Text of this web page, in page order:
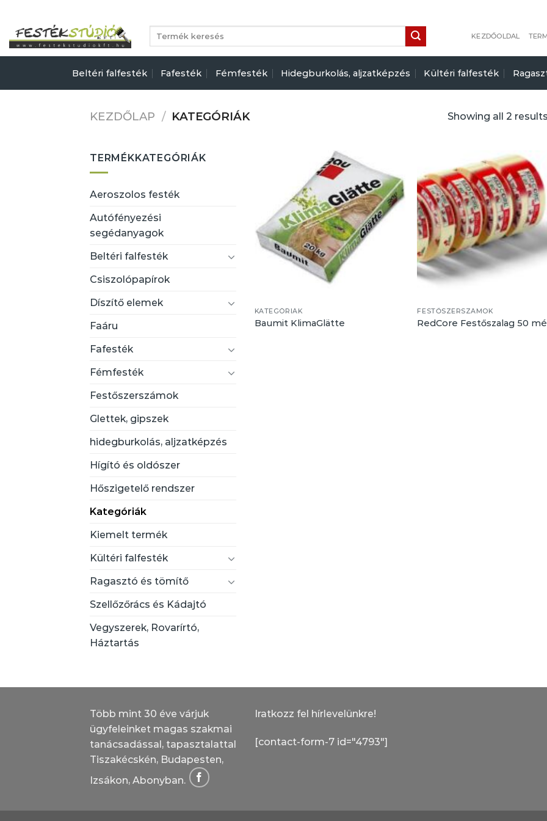
content
Keresés
következőre:
KEZDŐOLDAL
Beltéri falfesték Fafesték Fémfesték Hidegburkolás, aljzatképzés Kültéri falfesték
KEZDŐLAP / KATEGÓRIÁK Showing all 2
TERMÉKKATEGÓRIÁK
Aeroszolos festék
Autófényezési
segédanyagok
Beltéri falfesték
Csiszolópapírok
Díszítő elemek
Faáru
Fafesték
Fémfesték
Festőszerszámok
Glettek, gipszek
hidegburkolás, aljzatképzés
Hígító és oldószer
Hőszigetelő rendszer
Kategóriák
Kiemelt termék
Kültéri falfesték
Ragasztó és tömítő
Szellőzőrács és Kádajtó
Vegyszerek, Rovarírtó,
Háztartás
KATEGÓRIÁK
Baumit KlimaGlätte
FESTŐSZERSZÁMOK
RedCore Festőszalag 50
Több mint 30 éve várjuk
ügyfeleinket magas szakmai
tanácsadással, tapasztalattal
Tiszakécskén, Budapesten,
Izsákon, Abonyban.
Iratkozz fel hírlevelünkre!
[contact-form-7 id="4793"]